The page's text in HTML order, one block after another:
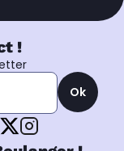
!
Ok